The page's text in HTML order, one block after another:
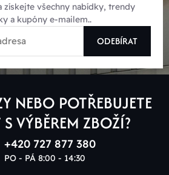
získejte všechny nabídky, trendy
a kupóny e-mailem..
ODEBÍRAT
NEBO POTŘEBUJETE
VÝBĚREM ZBOŽÍ?
+420 727 877 380
PO - PÁ 8:00 - 14:30